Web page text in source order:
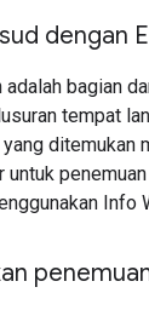
dengan
adalah bagian
tempat
yang
untuk